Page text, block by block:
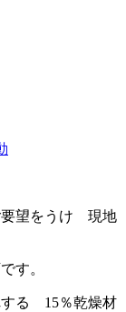
望をうけ 現地
す。
る 15％乾燥材